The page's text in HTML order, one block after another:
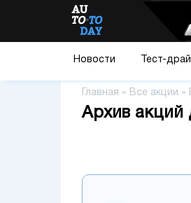
Новости Тест-
Главная » Все акции »
Архив акций